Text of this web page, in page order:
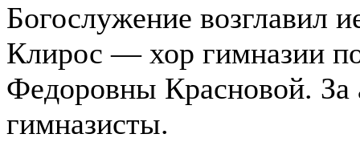
Богослужение возглавил
Клирос — хор гимназии
Федоровны Красновой. За
гимназисты.